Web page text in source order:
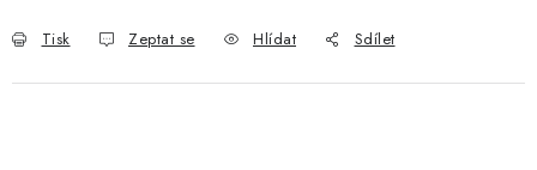
Tisk Zeptat se Hlídat Sdílet